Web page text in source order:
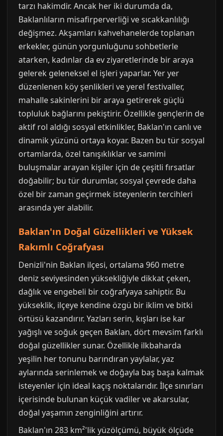
tarzı hakimdir. Ancak her iki durumda da,
Baklanlıların misafirperverliği ve sıcakkanlılığı
değişmez. Akşamları kahvehanelerde toplanan
erkekler, günün yorgunluğunu sohbetlerle
atarken, kadınlar da ev ziyaretlerinde bir araya
gelerek geleneksel el işleri yaparlar. Yer yer
düzenlenen köy şenlikleri ve yerel festivaller,
mahalle sakinlerini bir araya getirerek güçlü
topluluk bağlarını pekiştirir. Özellikle gençlerin de
aktif rol aldığı sosyal etkinlikler, Baklan'ın canlı ve
dinamik yüzünü ortaya koyar. Bazen bu tür sosyal
ortamlarda, özel tanışıklıklar ve samimi
buluşmalar arayan kişiler için de çeşitli fırsatlar
doğabilir; bu tür durumlar, sosyal çevrede daha
özel bir zaman geçirmek isteyenlerin tercihleri
arasında yer alabilir.
Baklan'ın Doğal Güzellikleri ve Yüksek
Rakımlı Coğrafyası
Denizli'nin Baklan ilçesi, ortalama 960 metre
deniz seviyesinden yüksekliğiyle dikkat çeken,
dağlık ve engebeli bir coğrafyaya sahiptir. Bu
yükseklik, ilçeye kendine özgü bir iklim ve bitki
örtüsü kazandırır. Yazları serin, kışları ise kar
yağışlı ve soğuk geçen Baklan, dört mevsim farklı
doğal güzellikler sunar. Özellikle ilkbaharda
yeşilin her tonunu barındıran yaylalar, yaz
aylarında serinlemek ve doğayla baş başa kalmak
isteyenler için ideal kaçış noktalarıdır. İlçe sınırları
içerisinde bulunan küçük vadiler ve akarsular,
doğal yaşamın zenginliğini artırır.
Baklan'ın 283 km²'lik yüzölçümü, büyük ölçüde